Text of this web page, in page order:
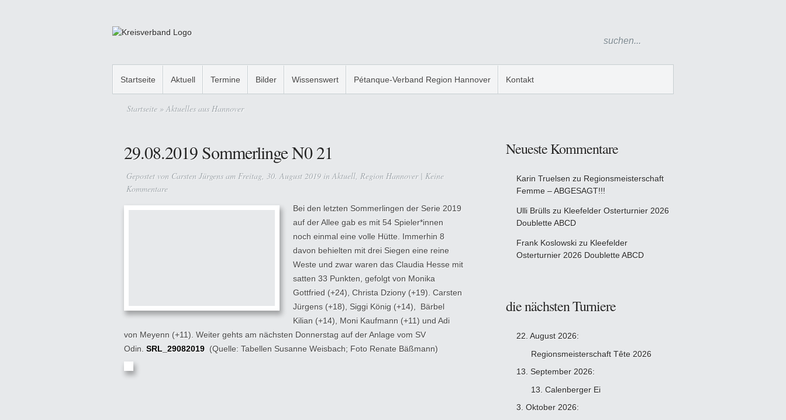
Startseite Aktuell Termine Bilder Wissenswert Pétanque-Verband Region Hannover Kontakt
Startseite » Aktuelles aus Hannover
29.08.2019 Sommerlinge N0 21
Gepostet von Carsten Jürgens am Freitag, 30. August 2019 in Aktuell, Region Hannover| Keine
Kommentare
Bei den letzten Sommerlingen der Serie 2019
auf der Allee gab es mit 54 Spieler*innen
noch einmal eine volle Hütte. Immerhin 8
davon behielten mit drei Siegen eine reine
Weste und zwar waren das Claudia Hesse mit
satten 33 Punkten, gefolgt von Monika
Gottfried (+24), Christa Dziony (+19). Carsten
Jürgens (+18), Siggi König (+14), Bärbel
Kilian (+14), Moni Kaufmann (+11) und Adi
von Meyenn (+11). Weiter gehts am nächsten Donnerstag auf der Anlage vom SV
Odin. SRL_29082019 (Quelle: Tabellen Susanne Weisbach; Foto Renate Bäßmann)
Neueste Kommentare
Karin Truelsen zu Regionsmeisterschaft
Femme – ABGESAGT!!!
Ulli Brülls zu Kleefelder Osterturnier 2026
Doublette ABCD
Frank Koslowski zu Kleefelder
Osterturnier 2026 Doublette ABCD
die nächsten Turniere
22. August 2026:
Regionsmeisterschaft Tête 2026
13. September 2026:
13. Calenberger Ei
3. Oktober 2026: